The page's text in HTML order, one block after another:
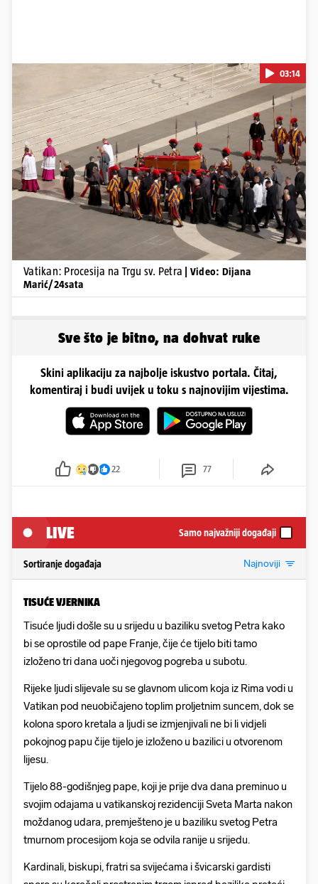
Pokretanje videa...
03:14
Vatikan: Procesija na Trgu sv. Petra
| Video: Dijana
Marić/24sata
Sve što je bitno, na dohvat ruke
Skini aplikaciju za najbolje iskustvo portala. Čitaj,
komentiraj i budi uvijek u toku s najnovijim vijestima.
22 77
LIVE Samo najvažniji događaji
Sortiranje događaja Najnoviji
TISUĆE VJERNIKA
Tisuće ljudi došle su u srijedu u baziliku svetog Petra kako
bi se oprostile od pape Franje, čije će tijelo biti tamo
izloženo tri dana uoči njegovog pogreba u subotu.
Rijeke ljudi slijevale su se glavnom ulicom koja iz Rima vodi u
Vatikan pod neuobičajeno toplim proljetnim suncem, dok se
kolona sporo kretala a ljudi se izmjenjivali ne bi li vidjeli
pokojnog papu čije tijelo je izloženo u bazilici u otvorenom
lijesu.
Tijelo 88-godišnjeg pape, koji je prije dva dana preminuo u
svojim odajama u vatikanskoj rezidenciji Sveta Marta nakon
moždanog udara, premješteno je u baziliku svetog Petra
tmurnom procesijom koja se odvila ranije u srijedu.
Kardinali, biskupi, fratri sa svijećama i švicarski gardisti